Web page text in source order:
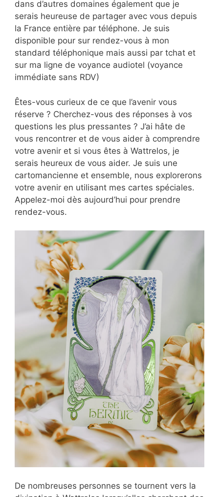
dans d’autres domaines également que je
serais heureuse de partager avec vous depuis
la France entière par téléphone. Je suis
disponible pour sur rendez-vous à mon
standard téléphonique mais aussi par tchat et
sur ma ligne de voyance audiotel (voyance
immédiate sans RDV)
Êtes-vous curieux de ce que l’avenir vous
réserve ? Cherchez-vous des réponses à vos
questions les plus pressantes ? J’ai hâte de
vous rencontrer et de vous aider à comprendre
votre avenir et si vous êtes à Wattrelos, je
serais heureux de vous aider. Je suis une
cartomancienne et ensemble, nous explorerons
votre avenir en utilisant mes cartes spéciales.
Appelez-moi dès aujourd’hui pour prendre
rendez-vous.
De nombreuses personnes se tournent vers la